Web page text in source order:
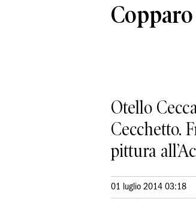
Otello
Cecchetto.
pittura
01 luglio 2014 03:18